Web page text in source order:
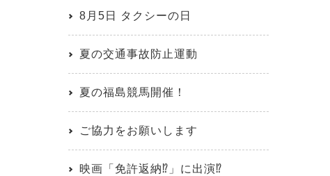
8月5日 タクシーの日
夏の交通事故防止運動
夏の福島競馬開催！
ご協力をお願いします
映画「免許返納⁉」に出演⁉